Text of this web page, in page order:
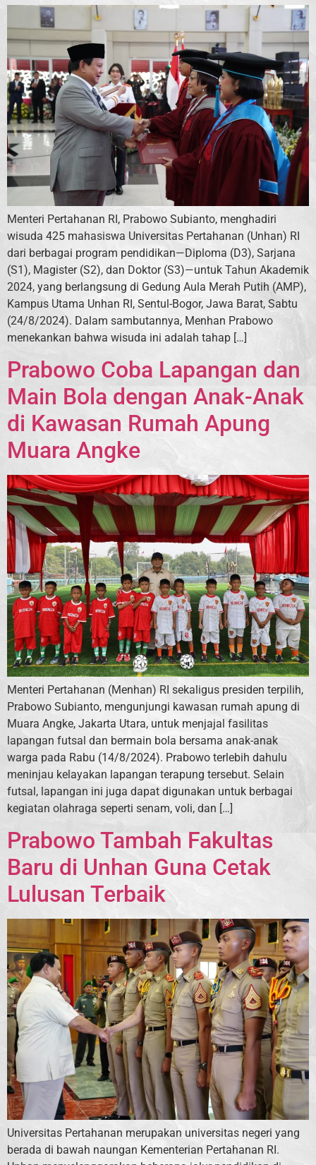
Menteri Pertahanan RI, Prabowo Subianto, menghadiri
wisuda 425 mahasiswa Universitas Pertahanan (Unhan) RI
dari berbagai program pendidikan—Diploma (D3), Sarjana
(S1), Magister (S2), dan Doktor (S3)—untuk Tahun Akademik
2024, yang berlangsung di Gedung Aula Merah Putih (AMP),
Kampus Utama Unhan RI, Sentul-Bogor, Jawa Barat, Sabtu
(24/8/2024). Dalam sambutannya, Menhan Prabowo
menekankan bahwa wisuda ini adalah tahap […]
Prabowo Coba Lapangan dan
Main Bola dengan Anak-Anak
di Kawasan Rumah Apung
Muara Angke
Menteri Pertahanan (Menhan) RI sekaligus presiden terpilih,
Prabowo Subianto, mengunjungi kawasan rumah apung di
Muara Angke, Jakarta Utara, untuk menjajal fasilitas
lapangan futsal dan bermain bola bersama anak-anak
warga pada Rabu (14/8/2024). Prabowo terlebih dahulu
meninjau kelayakan lapangan terapung tersebut. Selain
futsal, lapangan ini juga dapat digunakan untuk berbagai
kegiatan olahraga seperti senam, voli, dan […]
Prabowo Tambah Fakultas
Baru di Unhan Guna Cetak
Lulusan Terbaik
Universitas Pertahanan merupakan universitas negeri yang
berada di bawah naungan Kementerian Pertahanan RI.